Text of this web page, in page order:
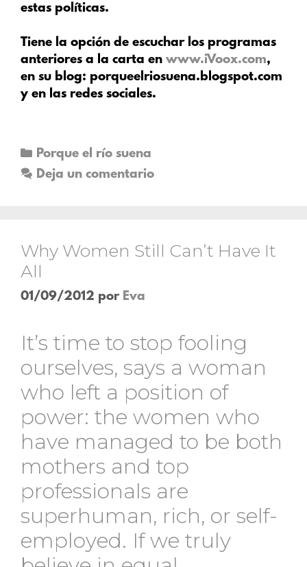
estas políticas.
Tiene la opción de escuchar los programas
anteriores a la carta en www.iVoox.com,
en su blog: porqueelriosuena.blogspot.com
y en las redes sociales.
Porque el río suena
Deja un comentario
Why Women Still Can’t Have It
All
01/09/2012 por Eva
It’s time to stop fooling
ourselves, says a woman
who left a position of
power: the women who
have managed to be both
mothers and top
professionals are
superhuman, rich, or self-
employed. If we truly